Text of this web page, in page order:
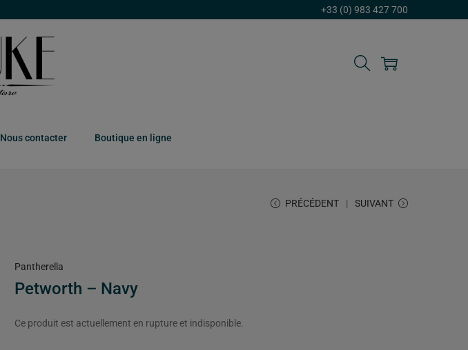
+33 (0) 983 427 700
Nous contacter Boutique en ligne
PRÉCÉDENT SUIVANT
Pantherella
Petworth – Navy
Ce produit est actuellement en rupture et indisponible.